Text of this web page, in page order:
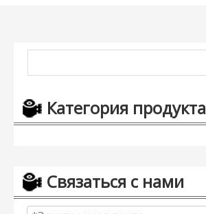
Категория продукта
Связаться с нами